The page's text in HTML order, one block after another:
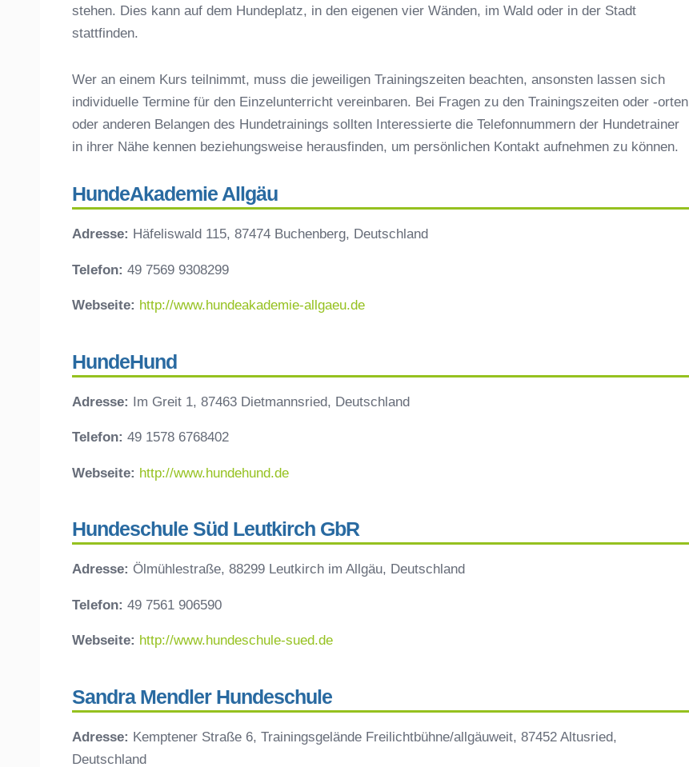
So findet man den richtigen Hundetrainer in Altusried
Darum lohnt sich der Besuch einer Hundeschule
stehen. Dies kann auf dem Hundeplatz, in den eigenen vier Wänden, im Wald oder in der Stadt
stattfinden.
Wer an einem Kurs teilnimmt, muss die jeweiligen Trainingszeiten beachten, ansonsten lassen sich
individuelle Termine für den Einzelunterricht vereinbaren. Bei Fragen zu den Trainingszeiten oder -orten
oder anderen Belangen des Hundetrainings sollten Interessierte die Telefonnummern der Hundetrainer
in ihrer Nähe kennen beziehungsweise herausfinden, um persönlichen Kontakt aufnehmen zu können.
HundeAkademie Allgäu
Adresse: Häfeliswald 115, 87474 Buchenberg, Deutschland
Telefon: 49 7569 9308299
Webseite: http://www.hundeakademie-allgaeu.de
HundeHund
Adresse: Im Greit 1, 87463 Dietmannsried, Deutschland
Telefon: 49 1578 6768402
Webseite: http://www.hundehund.de
Hundeschule Süd Leutkirch GbR
Adresse: Ölmühlestraße, 88299 Leutkirch im Allgäu, Deutschland
Telefon: 49 7561 906590
Webseite: http://www.hundeschule-sued.de
Sandra Mendler Hundeschule
Adresse: Kemptener Straße 6, Trainingsgelände Freilichtbühne/allgäuweit, 87452 Altusried,
Deutschland